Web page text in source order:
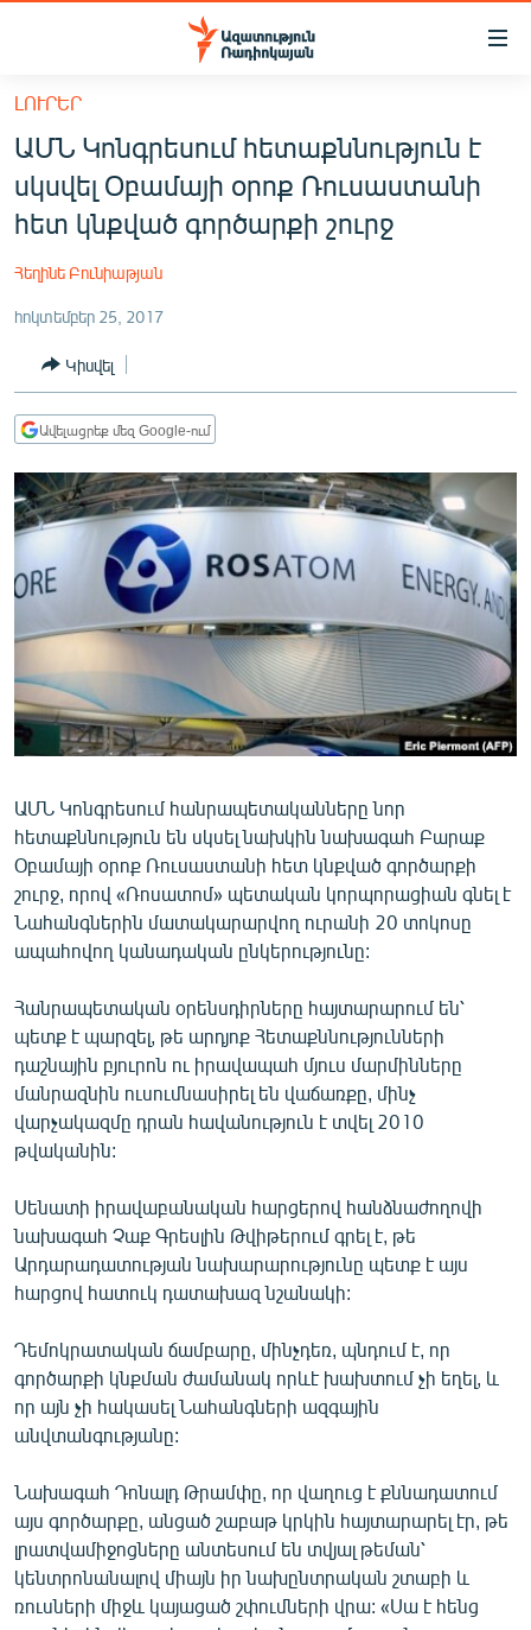
Մատչելիության
հիմնական
բովանդակությանը
Անցնել
հիմնական
մենյուին
ՔԱՂԱՔԱԿԱՆ
ՏՆՏԵՍՈՒԹՅՈՒՆ
ՂԱՐԱԲԱՂ
ՏԱՐԱԾԱՇՐՋԱՆ
ՄԻՋԱԶԳԱՅԻՆ
ՄՇԱԿՈՒՅԹ
ՍՊՈՐՏ
ՄԵԿՆԱԲԱՆՈՒԹՅՈՒՆ
ՏՏ ԵՒ ԻՆՏԵՐՆԵՏ
ԱՐԽԻՎ
ՏԵՍԱՆՅՈՒԹԵՐ
ԲԱՆԱՎԵՃ
ՁԳՏԵԼՈՎ ԼԱՎԱԳՈՒՅՆԻՆ
Հայերեն
English
Русский
«Ազատության» բոլոր կայքերը
ԼՈՒՐԵՐ
ԱՄՆ Կոնգրեսում հետաքննություն է
սկսվել Օբամայի օրոք Ռուսաստանի
հետ կնքված գործարքի շուրջ
Հեղինե Բունիաթյան
հոկտեմբեր 25, 2017
Կիսվել
Ավելացրեք մեզ Google-ում
ԱՄՆ Կոնգրեսում հանրապետականները նոր
հետաքննություն են սկսել նախկին նախագահ Բարաք
Օբամայի օրոք Ռուսաստանի հետ կնքված գործարքի
շուրջ, որով «Ռոսատոմ» պետական կորպորացիան գնել է
Նահանգներին մատակարարվող ուրանի 20 տոկոսը
ապահովող կանադական ընկերությունը:
Հանրապետական օրենսդիրները հայտարարում են՝
պետք է պարզել, թե արդյոք Հետաքննությունների
դաշնային բյուրոն ու իրավապահ մյուս մարմինները
մանրազնին ուսումնասիրել են վաճառքը, մինչ
վարչակազմը դրան հավանություն է տվել 2010
թվականին:
Սենատի իրավաբանական հարցերով հանձնաժողովի
նախագահ Չաք Գրեսլին Թվիթերում գրել է, թե
Արդարադատության նախարարությունը պետք է այս
հարցով հատուկ դատախազ նշանակի:
Դեմոկրատական ճամբարը, մինչդեռ, պնդում է, որ
գործարքի կնքման ժամանակ որևէ խախտում չի եղել, և
որ այն չի հակասել Նահանգների ազգային
անվտանգությանը:
Նախագահ Դոնալդ Թրամփը, որ վաղուց է քննադատում
այս գործարքը, անցած շաբաթ կրկին հայտարարել էր, թե
լրատվամիջոցները անտեսում են տվյալ թեման՝
կենտրոնանալով միայն իր նախընտրական շտաբի և
ռուսների միջև կայացած շփումների վրա: «Սա է հենց